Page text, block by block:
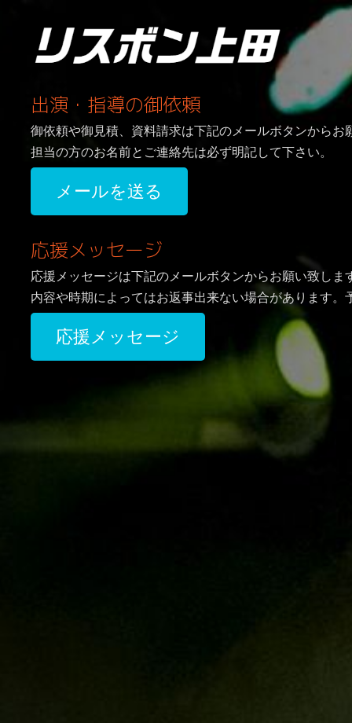
出演・指導の御依頼
御依頼や御見積、資料請求は下記のメールボタンからお
担当の方のお名前とご連絡先は必ず明記して下さい。
メールを送る
応援メッセージ
応援メッセージは下記のメールボタンからお願い致しま
内容や時期によってはお返事出来ない場合があります。
応援メッセージ